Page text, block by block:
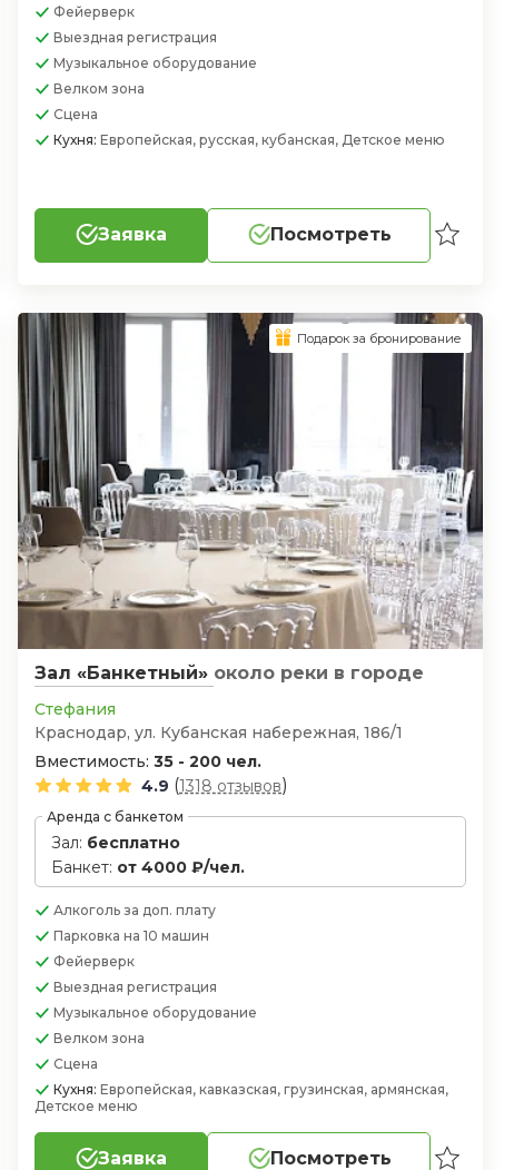
Фейерверк
Выездная регистрация
Музыкальное оборудование
Велком зона
Сцена
Кухня:Европейская, русская, кубанская, Детское меню
Заявка Посмотреть
Зал «Банкетный» около реки в городе
Стефания
Краснодар, ул. Кубанская набережная, 186/1
Вместимость:35 - 200 чел.
4.9 (1318 отзывов)
Аренда с банкетом
Зал: бесплатно
Банкет: от 4000 ₽/чел.
Алкогольза доп. плату
Парковкана 10 машин
Фейерверк
Выездная регистрация
Музыкальное оборудование
Велком зона
Сцена
Кухня:Европейская, кавказская, грузинская, армянская,
Детское меню
Заявка Посмотреть
Подарок за бронирование